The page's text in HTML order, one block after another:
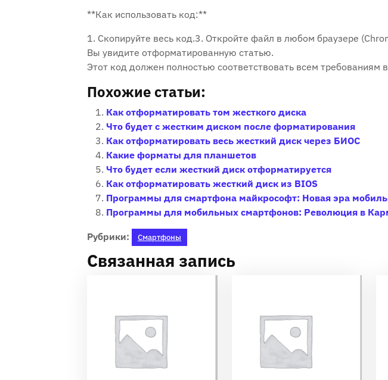
**Как использовать код:**
1. Скопируйте весь код.3. Откройте файл в любом браузере
Вы увидите отформатированную статью.
Этот код должен полностью соответствовать всем требованиям
Похожие статьи:
Как отформатировать том жесткого диска
Что будет с жестким диском после форматирования
Как отформатировать весь жесткий диск через БИОС
Какие форматы для планшетов
Что будет если жесткий диск отформатируется
Как отформатировать жесткий диск из BIOS
Программы для смартфона майкрософт: Новая эра
Программы для мобильных смартфонов: Революция в
Рубрики: Смартфоны
Связанная запись